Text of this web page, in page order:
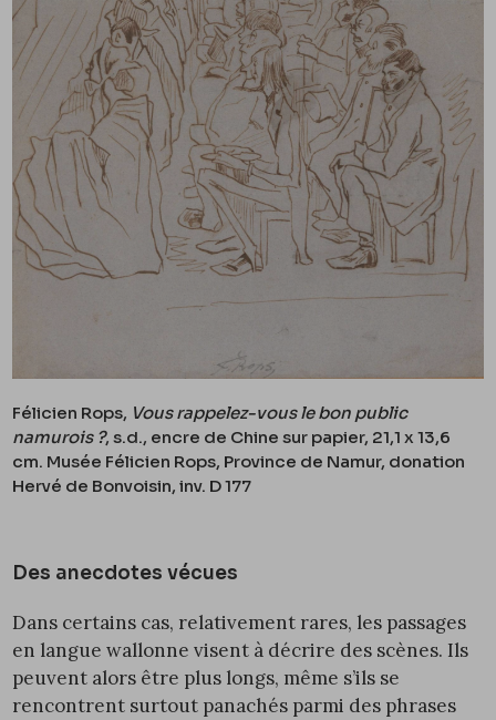
Félicien Rops, Vous rappelez-vous le bon public
namurois ?, s.d., encre de Chine sur papier, 21,1 x 13,6
cm. Musée Félicien Rops, Province de Namur, donation
Hervé de Bonvoisin, inv. D 177
Des anecdotes vécues
Dans certains cas, relativement rares, les passages
en langue wallonne visent à décrire des scènes. Ils
peuvent alors être plus longs, même s’ils se
rencontrent surtout panachés parmi des phrases